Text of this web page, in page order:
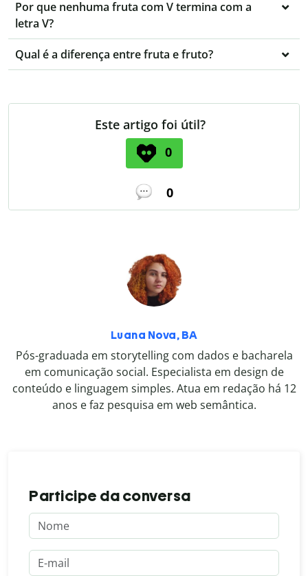
Por que nenhuma fruta com V termina com a
letra V?
Qual é a diferença entre fruta e fruto?
Este artigo foi útil?
0
0
Luana Nova, BA
Pós-graduada em storytelling com dados e bacharela
em comunicação social. Especialista em design de
conteúdo e linguagem simples. Atua em redação há 12
anos e faz pesquisa em web semântica.
Participe da conversa